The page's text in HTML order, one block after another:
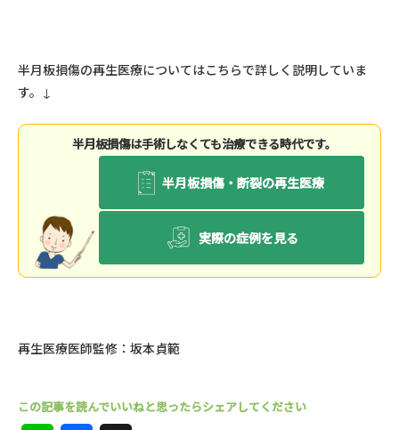
半月板損傷の再生医療についてはこちらで詳しく説明していま
す。↓
半⽉板損傷は⼿術しなくても治療できる時代です。
半月板損傷・断裂の再生医療
実際の症例を見る
再生医療医師監修：坂本貞範